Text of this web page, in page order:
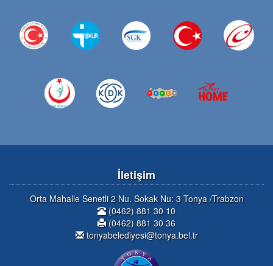
İletişim
Orta Mahalle Senetli 2 Nu. Sokak Nu: 3 Tonya /Trabzon
(0462) 881 30 10
(0462) 881 30 36
tonyabelediyesi@tonya.bel.tr